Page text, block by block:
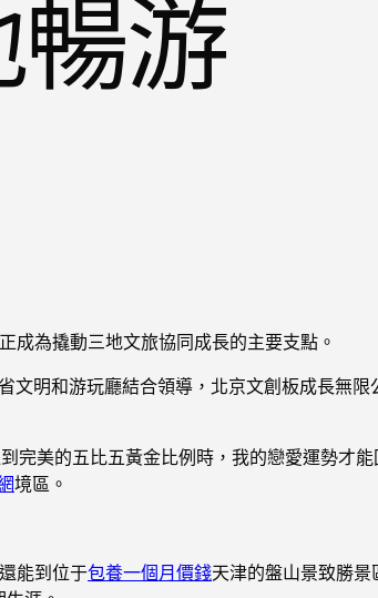
游
成為撬動三地文旅協同成長的主要支點。
文明和游玩廳結合領導，北京文創板成長無
完美的五比五黃金比例時，我的戀愛運勢才
境區。
能到位于包養一個月價錢天津的盤山景致勝